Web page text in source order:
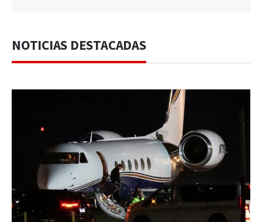
NOTICIAS DESTACADAS